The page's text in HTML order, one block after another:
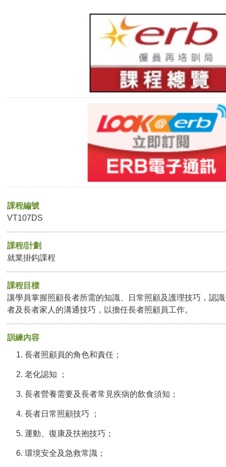
課程編號
VT107DS
課程/計劃
就業掛鈎課程
課程目標
讓學員掌握照顧長者所需的知識、日常照顧及護理技巧，認
者及長者家人的溝通技巧，以擔任長者照顧員工作。
訓練內容
長者照顧員的角色和責任；
老化認知 ；
長者營養需要及長者常見疾病的飲食須知；
長者日常照顧技巧 ；
運動、復康及扶抱技巧；
環境安全及急救常識；